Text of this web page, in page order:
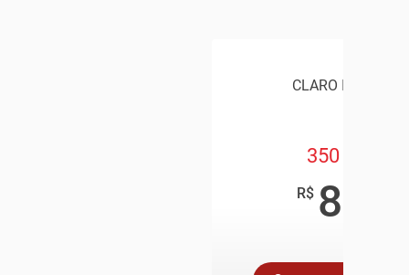
CLARO INTERNET
350 Mega
R$ 89